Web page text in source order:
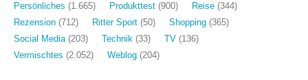
Persönliches (1.665) Produkttest (900) Reise (344)
Rezension (712) Ritter Sport (50) Shopping (365)
Social Media(203) Technik (33) TV (136)
Vermischtes (2.052) Weblog (204)